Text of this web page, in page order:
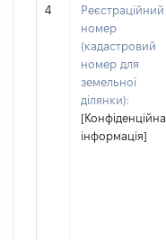
4
Реєстраційний
номер
(кадастровий
номер для
земельної
ділянки):
[Конфіденційна
інформація]